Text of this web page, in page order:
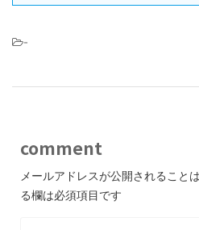
-
comment
メールアドレスが公開されること
る欄は必須項目です